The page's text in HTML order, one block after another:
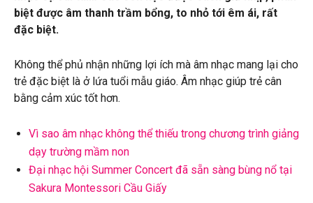
biệt được âm thanh trầm bổng, to nhỏ tới êm ái, rất
đặc biệt.
Không thể phủ nhận những lợi ích mà âm nhạc mang lại cho
trẻ đặc biệt là ở lứa tuổi mẫu giáo. Âm nhạc giúp trẻ cân
bằng cảm xúc tốt hơn.
Vì sao âm nhạc không thể thiếu trong chương trình giảng
dạy trường mầm non
Đại nhạc hội Summer Concert đã sẵn sàng bùng nổ tại
Sakura Montessori Cầu Giấy